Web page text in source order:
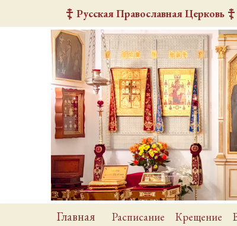
Русская Православная Церковь
Главная Расписание Крещение